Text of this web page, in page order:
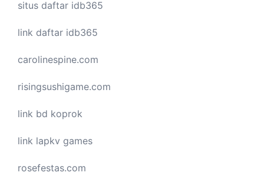
situs daftar idb365
link daftar idb365
carolinespine.com
risingsushigame.com
link bd koprok
link lapkv games
rosefestas.com